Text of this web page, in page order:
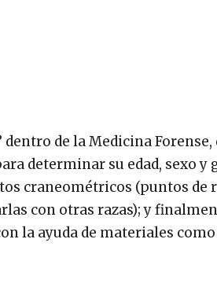
de la Medicina Forense,
determinar su edad, sexo y
craneométricos (puntos de
con otras razas); y
la ayuda de materiales como